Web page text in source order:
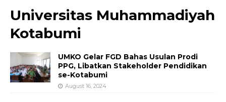
Universitas Muhammadiyah
Kotabumi
UMKO Gelar FGD Bahas Usulan Prodi
PPG, Libatkan Stakeholder Pendidikan
se-Kotabumi
August 16, 2024